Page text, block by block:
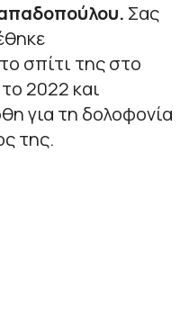
Σας
σπίτι της στο
2022 και
για τη δολοφονία
της.